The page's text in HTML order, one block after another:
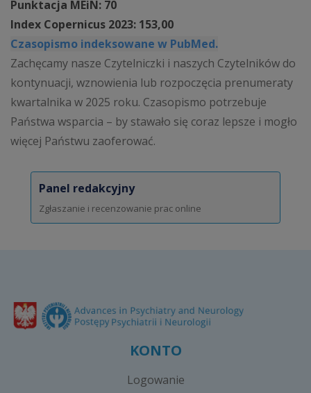
Punktacja MEiN: 70
Index Copernicus 2023: 153,00
Czasopismo indeksowane w PubMed.
Zachęcamy nasze Czytelniczki i naszych Czytelników do
kontynuacji, wznowienia lub rozpoczęcia prenumeraty
kwartalnika w 2025 roku. Czasopismo potrzebuje
Państwa wsparcia – by stawało się coraz lepsze i mogło
więcej Państwu zaoferować.
Panel redakcyjny
Zgłaszanie i recenzowanie prac online
KONTO
Logowanie